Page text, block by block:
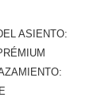
ASIENTO: